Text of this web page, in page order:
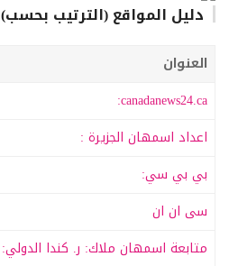
دليل المواقع (الترتيب بحسب)
العنوان
canadanews24.ca:
اعداد اسمهان الجزيرة :
بي بي سي:
سى ان ان
متابعة اسمهان ملاك: ر. كندا الدولي: